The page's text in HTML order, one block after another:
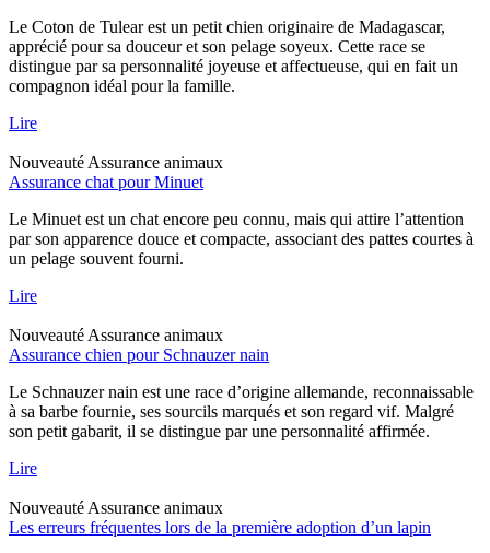
Le Coton de Tulear est un petit chien originaire de Madagascar,
apprécié pour sa douceur et son pelage soyeux. Cette race se
distingue par sa personnalité joyeuse et affectueuse, qui en fait un
compagnon idéal pour la famille.
Lire
Nouveauté Assurance animaux
Assurance chat pour Minuet
Le Minuet est un chat encore peu connu, mais qui attire l’attention
par son apparence douce et compacte, associant des pattes courtes à
un pelage souvent fourni.
Lire
Nouveauté Assurance animaux
Assurance chien pour Schnauzer nain
Le Schnauzer nain est une race d’origine allemande, reconnaissable
à sa barbe fournie, ses sourcils marqués et son regard vif. Malgré
son petit gabarit, il se distingue par une personnalité affirmée.
Lire
Nouveauté Assurance animaux
Les erreurs fréquentes lors de la première adoption d’un lapin